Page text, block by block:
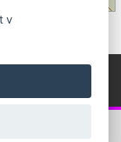
(Cookies)
v